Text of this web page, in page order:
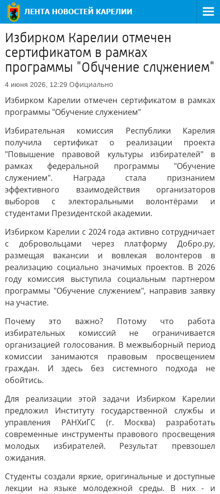
Избирком Карелии отмечен
сертификатом в рамках
программы "Обучение служением"
4 июня 2026, 12:29 Официально
Избирком Карелии отмечен сертификатом в рамках
программы "Обучение служением"
Избирательная комиссия Республики Карелия
получила сертификат о реализации проекта
"Повышение правовой культуры избирателей" в
рамках федеральной программы "Обучение
служением". Награда стала признанием
эффективного взаимодействия организаторов
выборов с электоральными волонтёрами и
студентами Президентской академии.
Избирком Карелии с 2024 года активно сотрудничает
с добровольцами через платформу Добро.ру,
размещая вакансии и вовлекая волонтеров в
реализацию социально значимых проектов. В 2026
году комиссия выступила социальным партнером
программы "Обучение служением", направив заявку
на участие.
Почему это важно? Потому что работа
избирательных комиссий не ограничивается
организацией голосования. В межвыборный период
комиссии занимаются правовым просвещением
граждан. И здесь без системного подхода не
обойтись.
Для реализации этой задачи Избирком Карелии
предложил Институту государственной службы и
управления РАНХиГС (г. Москва) разработать
современные инструменты правового просвещения
молодых избирателей. Результат превзошел
ожидания.
Студенты создали яркие, оригинальные и доступные
лекции на языке молодежной среды. В них - и